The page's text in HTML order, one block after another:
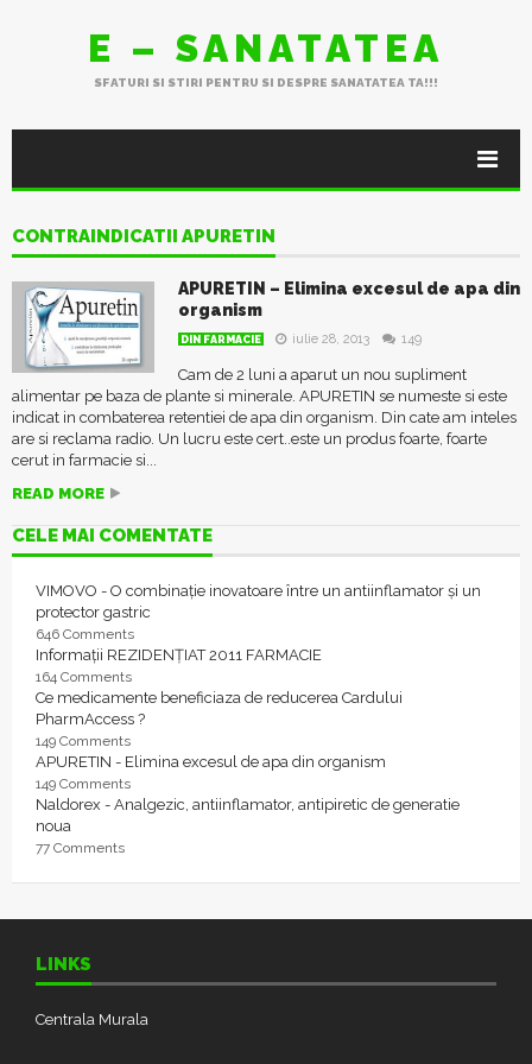
E – SANATATEA
SFATURI SI STIRI PENTRU SI DESPRE SANATATEA TA!!!
CONTRAINDICATII APURETIN
APURETIN – Elimina excesul de apa din
organism
DIN FARMACIE iulie 28, 2013 149
Cam de 2 luni a aparut un nou supliment
alimentar pe baza de plante si minerale. APURETIN se numeste si este
indicat in combaterea retentiei de apa din organism. Din cate am inteles
are si reclama radio. Un lucru este cert..este un produs foarte, foarte
cerut in farmacie si...
READ MORE
CELE MAI COMENTATE
VIMOVO - O combinație inovatoare între un antiinflamator și un
protector gastric
646 Comments
Informații REZIDENȚIAT 2011 FARMACIE
164 Comments
Ce medicamente beneficiaza de reducerea Cardului
PharmAccess ?
149 Comments
APURETIN - Elimina excesul de apa din organism
149 Comments
Naldorex - Analgezic, antiinflamator, antipiretic de generatie
noua
77 Comments
LINKS
Centrala Murala